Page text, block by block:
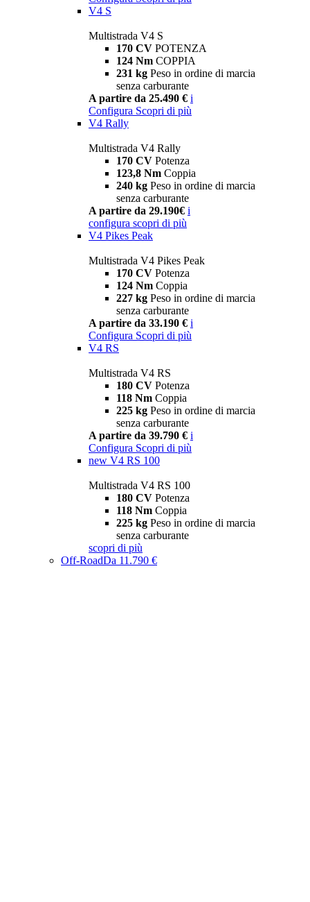
V4 S
Multistrada V4 S
170 CV POTENZA
124 Nm COPPIA
231 kg Peso in ordine di marcia
senza carburante
A partire da 25.490 € i
Configura Scopri di più
V4 Rally
Multistrada V4 Rally
170 CV Potenza
123,8 Nm Coppia
240 kg Peso in ordine di marcia
senza carburante
A partire da 29.190€ i
configura scopri di più
V4 Pikes Peak
Multistrada V4 Pikes Peak
170 CV Potenza
124 Nm Coppia
227 kg Peso in ordine di marcia
senza carburante
A partire da 33.190 € i
Configura Scopri di più
V4 RS
Multistrada V4 RS
180 CV Potenza
118 Nm Coppia
225 kg Peso in ordine di marcia
senza carburante
A partire da 39.790 € i
Configura Scopri di più
new V4 RS 100
Multistrada V4 RS 100
180 CV Potenza
118 Nm Coppia
225 kg Peso in ordine di marcia
senza carburante
scopri di più
Off-RoadDa 11.790 €